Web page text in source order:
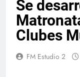
Se
Clubes
FM Estudio 2